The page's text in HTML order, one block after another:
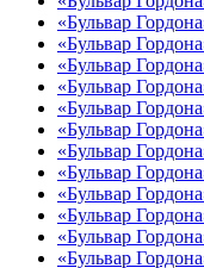
«Бульвар
«Бульвар
«Бульвар
«Бульвар
«Бульвар
«Бульвар
«Бульвар
«Бульвар
«Бульвар
«Бульвар
«Бульвар
«Бульвар